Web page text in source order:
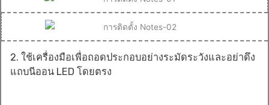
2. ใช้เครื่องมือเพื่อถอดประกอบอย่างระมัดระวังและอย่าดึง
แถบนีออน LED โดยตรง